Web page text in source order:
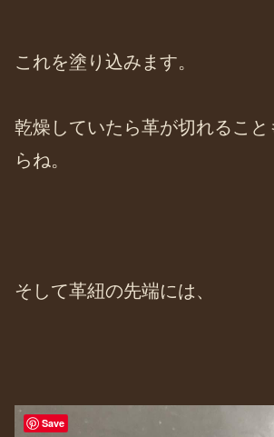
これを塗り込みます。
乾燥していたら革が切れるこ
らね。
そして革紐の先端には、
Save